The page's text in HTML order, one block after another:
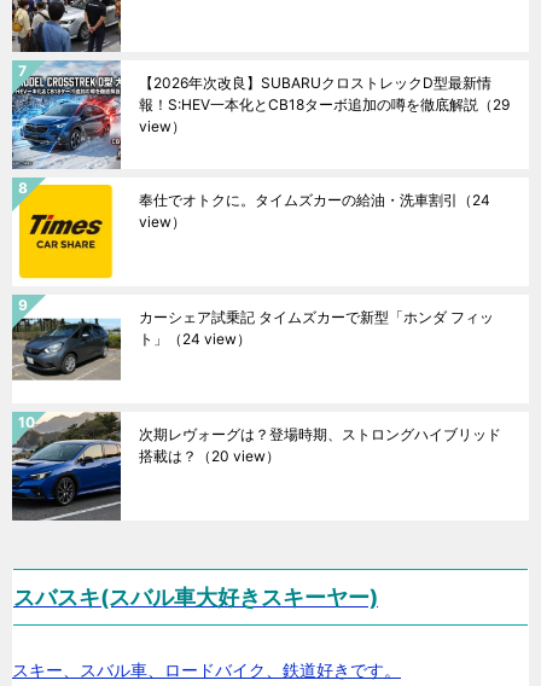
【2026年次改良】SUBARUクロストレックD型最新情
報！S:HEV一本化とCB18ターボ追加の噂を徹底解説 （29
view）
奉仕でオトクに。タイムズカーの給油・洗車割引 （24
view）
カーシェア試乗記 タイムズカーで新型「ホンダ フィッ
ト」
（24 view）
次期レヴォーグは？登場時期、ストロングハイブリッド
搭載は？
（20 view）
スバスキ(スバル車大好きスキーヤー)
スキー、スバル車、ロードバイク、鉄道好きです。